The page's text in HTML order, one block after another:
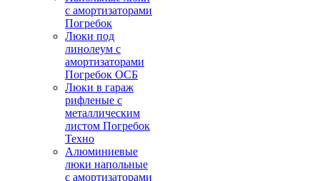
с амортизаторами
Погребок
Люки под
линолеум с
амортизаторами
Погребок ОСБ
Люки в гараж
рифленые с
металлическим
листом Погребок
Техно
Алюминиевые
люки напольные
с амортизаторами